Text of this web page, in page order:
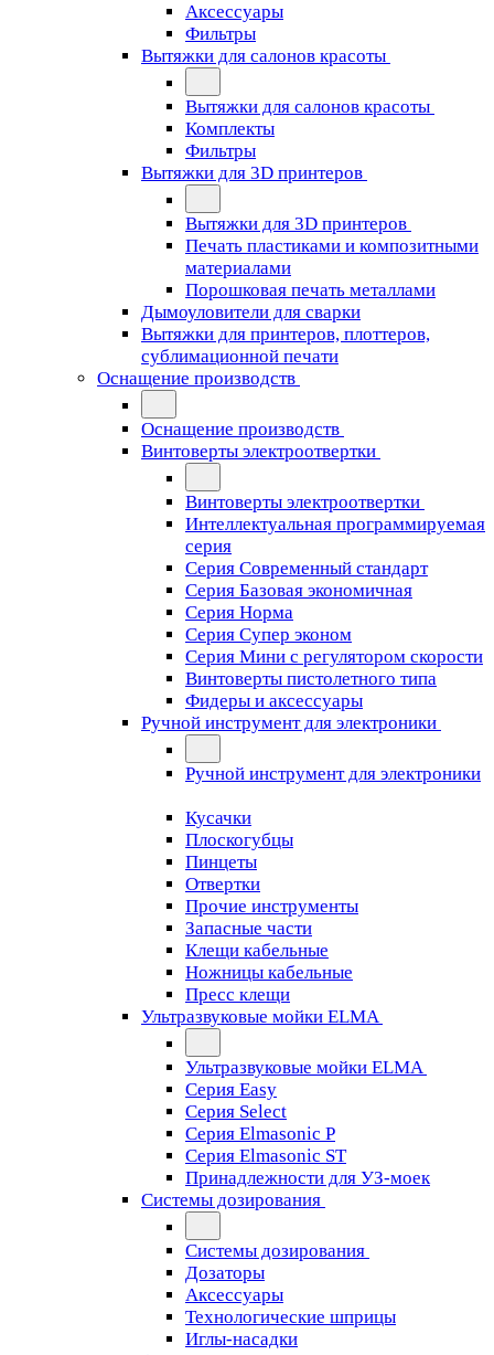
Аксессуары
Фильтры
Вытяжки для салонов красоты
Вытяжки для салонов красоты
Комплекты
Фильтры
Вытяжки для 3D принтеров
Вытяжки для 3D принтеров
Печать пластиками и композитными
материалами
Порошковая печать металлами
Дымоуловители для сварки
Вытяжки для принтеров, плоттеров,
сублимационной печати
Оснащение производств
Оснащение производств
Винтоверты электроотвертки
Винтоверты электроотвертки
Интеллектуальная программируемая
серия
Серия Современный стандарт
Серия Базовая экономичная
Серия Норма
Серия Cупер эконом
Серия Мини с регулятором скорости
Винтоверты пистолетного типа
Фидеры и аксессуары
Ручной инструмент для электроники
Ручной инструмент для электроники
Кусачки
Плоскогубцы
Пинцеты
Отвертки
Прочие инструменты
Запасные части
Клещи кабельные
Ножницы кабельные
Пресс клещи
Ультразвуковые мойки ELMA
Ультразвуковые мойки ELMA
Серия Easy
Серия Select
Серия Elmasonic P
Серия Elmasonic ST
Принадлежности для УЗ-моек
Системы дозирования
Системы дозирования
Дозаторы
Аксессуары
Технологические шприцы
Иглы-насадки